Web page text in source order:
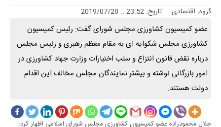
گروه: اقتصادی تاریخ: 23:52 :: 2019/07/28
عضو کمیسیون کشاورزی مجلس شورای گفت: رئیس کمیسیون
کشاورزی مجلس شکوایه ای به مقام معظم رهبری و رئیس مجلس
درباره نقض قانون انتزاع و سلب اختیارات وزارت جهاد کشاورزی در
امور بازرگانی نوشته و بیشتر نمایندگان مجلس مخالف این اقدام
دولت هستند.
جلال محمودزاده عضو کمیسیون کشاورزی مجلس شورای اسلامی اظهار کرد: